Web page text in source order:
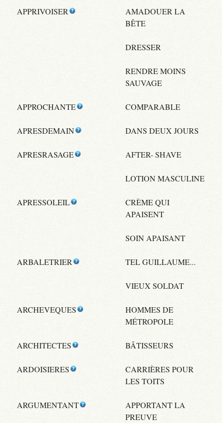
APPRIVOISER
AMADOUER LA
BÊTE
DRESSER
RENDRE MOINS
SAUVAGE
APPROCHANTE COMPARABLE
APRESDEMAIN DANS DEUX JOURS
APRESRASAGE AFTER- SHAVE
LOTION MASCULINE
APRESSOLEIL
CRÈME QUI
APAISENT
SOIN APAISANT
ARBALETRIER TEL GUILLAUME...
VIEUX SOLDAT
ARCHEVEQUES
HOMMES DE
MÉTROPOLE
ARCHITECTES BÂTISSEURS
ARDOISIERES
CARRIÈRES POUR
LES TOITS
ARGUMENTANT
APPORTANT LA
PREUVE